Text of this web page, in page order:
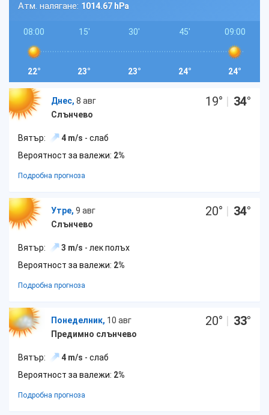
Атм. налягане: 1014.67 hPa
08:00
22°
15'
23°
30'
23°
45'
24°
09:00
24°
Днес, 8 авг
Слънчево
19° | 34°
Вятър: 4 m/s - слаб
Вероятност за валежи: 2%
Подробна прогноза
Утре, 9 авг
Слънчево
20° | 34°
Вятър: 3 m/s - лек полъх
Вероятност за валежи: 2%
Подробна прогноза
Понеделник, 10 авг
Предимно слънчево
20° | 33°
Вятър: 4 m/s - слаб
Вероятност за валежи: 2%
Подробна прогноза